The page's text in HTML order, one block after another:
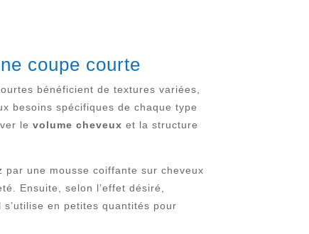
coupe courte
bénéficient de textures variées,
besoins spécifiques de chaque type
levolume cheveux et la structure
une mousse coiffante sur cheveux
Ensuite, selon l’effet désiré,
en petites quantités pour